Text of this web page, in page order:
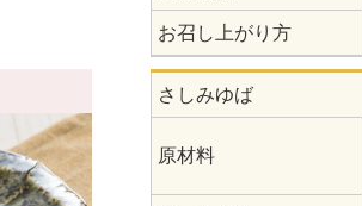
お召し上がり方
さしみゆば
原材料